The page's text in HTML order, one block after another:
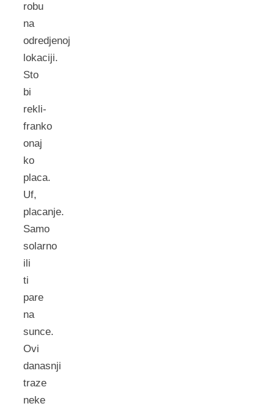
robu
na
odredjenoj
lokaciji.
Sto
bi
rekli-
franko
onaj
ko
placa.
Uf,
placanje.
Samo
solarno
ili
ti
pare
na
sunce.
Ovi
danasnji
traze
neke